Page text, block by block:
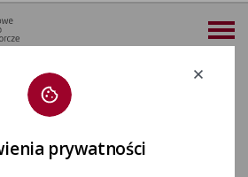
Deklaracja dostępności
prywatności